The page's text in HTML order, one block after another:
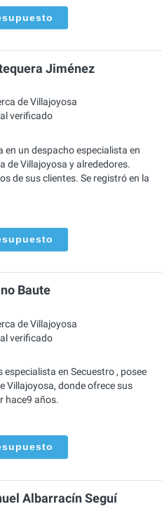
Jiménez
de Villajoyosa
verificado
un despacho especialista en
de Villajoyosa y alrededores.
de sus clientes. Se registró en la
Baute
de Villajoyosa
verificado
en Secuestro , posee
Villajoyosa, donde ofrece sus
hace9 años.
Albarracín Seguí